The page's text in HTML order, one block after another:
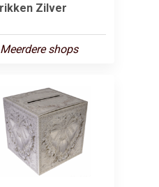
Zilver
Meerdere shops